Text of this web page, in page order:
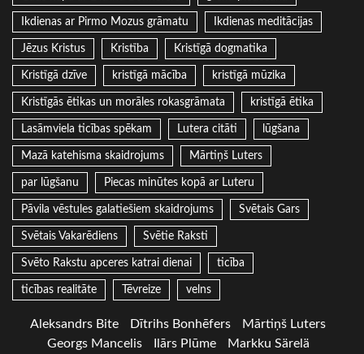
Ikdienas ar Pirmo Mozus grāmatu Ikdienas meditācijas
Jēzus Kristus Kristība Kristīgā dogmatika
Kristīgā dzīve kristīgā mācība kristīgā mūzika
Kristīgās ētikas un morāles rokasgrāmata kristīgā ētika
Lasāmviela ticības spēkam Lutera citāti lūgšana
Mazā katehisma skaidrojums Mārtiņš Luters
par lūgšanu Piecas minūtes kopā ar Luteru
Pāvila vēstules galatiešiem skaidrojums Svētais Gars
Svētais Vakarēdiens Svētie Raksti
Svēto Rakstu apceres katrai dienai ticība
ticības realitāte Tēvreize velns
Aleksandrs Bite Dītrihs Bonhēfers
Mārtiņš Luters
Georgs Mancelis
Ilārs Plūme Markku Särelä